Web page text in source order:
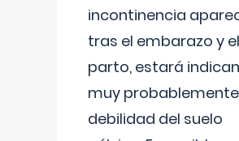
incontinencia
tras el embarazo y el
parto, estará
muy
debilidad del suelo